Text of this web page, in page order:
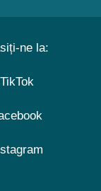
ne la:
TikTok